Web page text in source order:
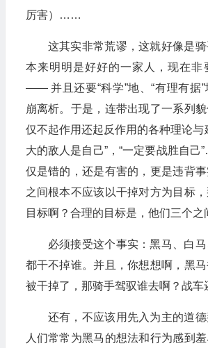
厉害）……
这其实非常荒谬，这就好像是
本来明明是好好的一家人，现在非
—— 并且还要“科学”地、“有理有据
崩离析。于是，连带出现了一系列
仅不起作用还起反作用的各种理论与
大的敌人是自己”，“一定要战胜自
仅是错的，还是有害的，更是违背
之间根本不应该以干掉对方为目标
目标啊？合理的目标是，他们三个之
必须接受这个事实：黑马、白
都干不掉谁。并且，你想想啊，黑
被干掉了，那骑手驾驭谁去啊？战车
还有，不应该用先入为主的道德
人们常常为黑马的想法和行为感到